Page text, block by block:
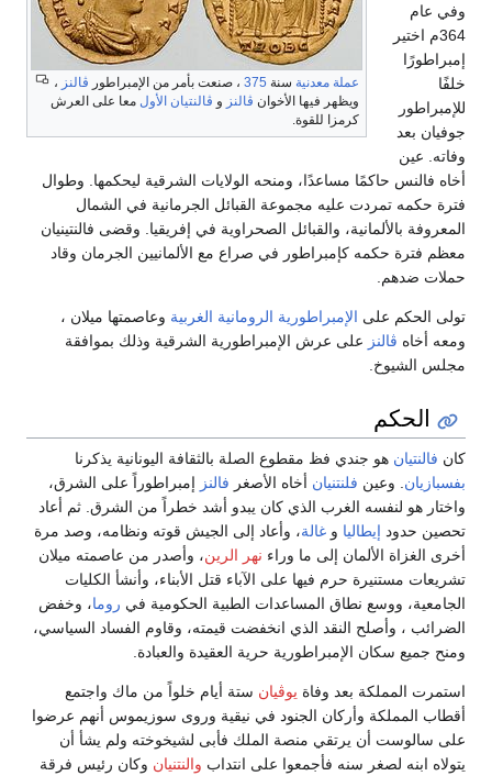
عملة معدنية سنة 375 ، صنعت بأمر من الإمبراطور ڤالنز ،
ويظهر فيها الأخوان ڤالنز و ڤالنتيان الأول معا على العرش
كرمزا للقوة.
وفي عام
364م اختير
إمبراطورًا
خلفًا
للإمبراطور
جوفيان بعد
وفاته. عين
أخاه فالنس حاكمًا مساعدًا، ومنحه الولايات الشرقية ليحكمها. وطوال
فترة حكمه تمردت عليه مجموعة القبائل الجرمانية في الشمال
المعروفة بالألمانية، والقبائل الصحراوية في إفريقيا. وقضى فالنتينيان
معظم فترة حكمه كإمبراطور في صراع مع الألمانيين الجرمان وقاد
حملات ضدهم.
تولى الحكم على الإمبراطورية الرومانية الغربية وعاصمتها ميلان ،
ومعه أخاه ڤالنز على عرش الإمبراطورية الشرقية وذلك بموافقة
مجلس الشيوخ.
الحكم
كان فالنتيان هو جندي فظ مقطوع الصلة بالثقافة اليونانية يذكرنا
بفسبازيان . وعين فلنتنيان أخاه الأصغر فالنز إمبراطوراً على الشرق،
واختار هو لنفسه الغرب الذي كان يبدو أشد خطراً من الشرق. ثم أعاد
تحصين حدود إيطاليا و غالة، وأعاد إلى الجيش قوته ونظامه، وصد مرة
أخرى الغزاة الألمان إلى ما وراء نهر الرين، وأصدر من عاصمته ميلان
تشريعات مستنيرة حرم فيها على الآباء قتل الأبناء، وأنشأ الكليات
الجامعية، ووسع نطاق المساعدات الطبية الحكومية في روما، وخفض
الضرائب ، وأصلح النقد الذي انخفضت قيمته، وقاوم الفساد السياسي،
ومنح جميع سكان الإمبراطورية حرية العقيدة والعبادة.
استمرت المملكة بعد وفاة يوڤيان ستة أيام خلواً من ماك واجتمع
أقطاب المملكة وأركان الجنود في نيقية وروى سوزيموس أنهم عرضوا
على سالوست أن يرتقي منصة الملك فأبى لشيخوخته ولم يشأ أن
يتولاه ابنه لصغر سنه فأجمعوا على انتداب والنتنيان وكان رئيس فرقة